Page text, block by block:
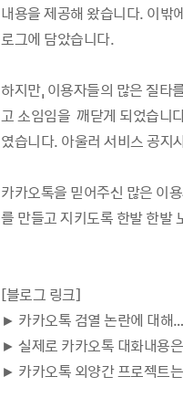
내용을 제공해 왔습니다. 이밖
로그에 담았습니다.
하지만, 이용자들의 많은 질타
고 소임임을 깨닫게 되었습니
였습니다. 아울러 서비스 공지
카카오톡을 믿어주신 많은 이
를 만들고 지키도록 한발 한발
[블로그 링크]
► 카카오톡 검열 논란에 대해
► 실제로 카카오톡 대화내용
► 카카오톡 외양간 프로젝트